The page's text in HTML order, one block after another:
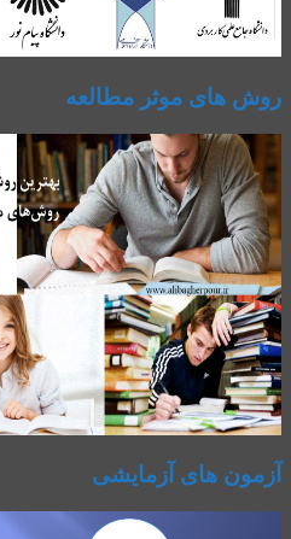
روش های موثر مطالعه
آزمون های آزمایشی